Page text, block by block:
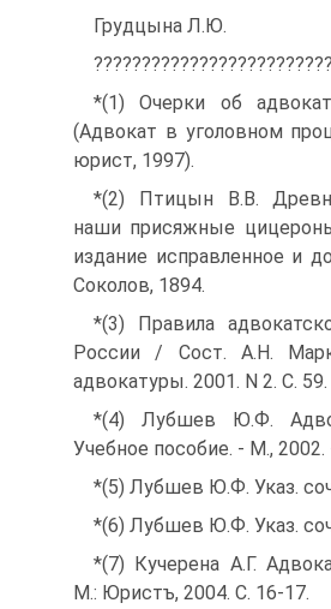
Грудцына Л.Ю.
*(1) Очерки об
(Адвокат в уголовном
юрист, 1997).
*(2) Птицын В.В.
наши присяжные
издание исправленное и
Соколов, 1894.
*(3) Правила
России / Сост. А.Н.
адвокатуры. 2001. N 2. С. 59.
*(4) Лубшев Ю.Ф.
Учебное пособие. - М., 2002.
*(5) Лубшев Ю.Ф. Указ.
*(6) Лубшев Ю.Ф. Указ.
*(7) Кучерена А.Г.
М.: Юристъ, 2004. С. 16-17.